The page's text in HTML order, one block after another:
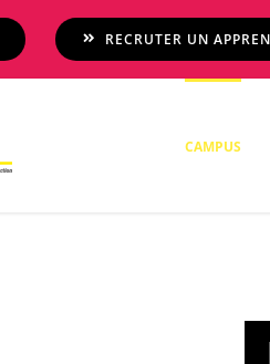
RECRUTER UN
CAMPUS